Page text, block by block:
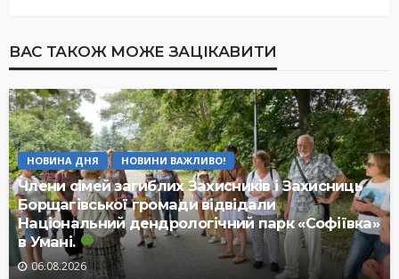
ВАС ТАКОЖ МОЖЕ ЗАЦІКАВИТИ
НОВИНА ДНЯ НОВИНИ ВАЖЛИВО!
Члени сімей загиблих Захисників і Захисниць
Борщагівської громади відвідали
Національний дендрологічний парк «Софіївка»
в Умані.
06.08.2026